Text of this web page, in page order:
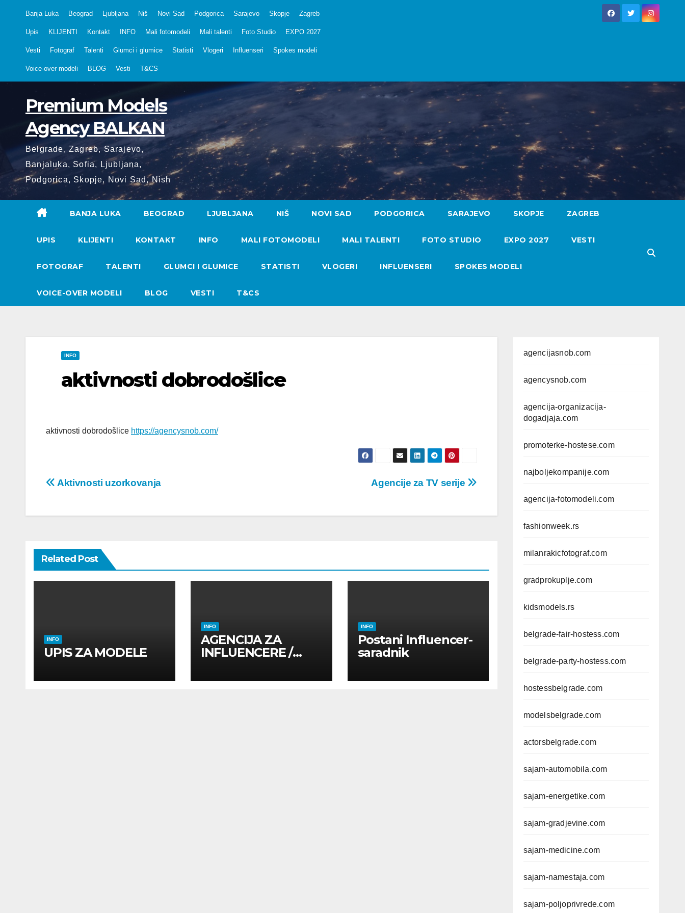
Banja Luka Beograd Ljubljana Niš Novi Sad Podgorica Sarajevo Skopje Zagreb
Upis KLIJENTI Kontakt INFO Mali fotomodeli Mali talenti Foto Studio EXPO 2027
Vesti Fotograf Talenti Glumci i glumice Statisti Vlogeri Influenseri Spokes modeli
Voice-over modeli BLOG Vesti T&CS
Premium Models
Agency BALKAN
Belgrade, Zagreb, Sarajevo,
Banjaluka, Sofia, Ljubljana,
Podgorica, Skopje, Novi Sad, Nish
BANJA LUKA BEOGRAD LJUBLJANA NIŠ NOVI SAD PODGORICA SARAJEVO SKOPJE ZAGREB
UPIS KLIJENTI KONTAKT INFO MALI FOTOMODELI MALI TALENTI FOTO STUDIO EXPO 2027 VESTI
FOTOGRAF TALENTI GLUMCI I GLUMICE STATISTI VLOGERI INFLUENSERI SPOKES MODELI
VOICE-OVER MODELI BLOG VESTI T&CS
INFO
aktivnosti dobrodošlice
aktivnosti dobrodošlice https://agencysnob.com/
Post
Agencije za TV serije
Aktivnosti uzorkovanja
Related Post
INFO
UPIS ZA MODELE
INFO
AGENCIJA ZA
INFLUENCERE /
UTICAJNE OSOBE
INFO
Postani Influencer-
saradnik
agencijasnob.com
agencysnob.com
agencija-organizacija-
dogadjaja.com
promoterke-hostese.com
najboljekompanije.com
agencija-fotomodeli.com
fashionweek.rs
milanrakicfotograf.com
gradprokuplje.com
kidsmodels.rs
belgrade-fair-hostess.com
belgrade-party-hostess.com
hostessbelgrade.com
modelsbelgrade.com
actorsbelgrade.com
sajam-automobila.com
sajam-energetike.com
sajam-gradjevine.com
sajam-medicine.com
sajam-namestaja.com
sajam-poljoprivrede.com